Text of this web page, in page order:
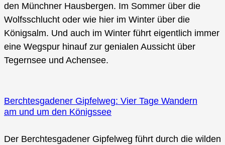
den Münchner Hausbergen. Im Sommer über die
Wolfsschlucht oder wie hier im Winter über die
Königsalm. Und auch im Winter führt eigentlich immer
eine Wegspur hinauf zur genialen Aussicht über
Tegernsee und Achensee.
Berchtesgadener Gipfelweg: Vier Tage Wandern
am und um den Königssee
Der Berchtesgadener Gipfelweg führt durch die wilden